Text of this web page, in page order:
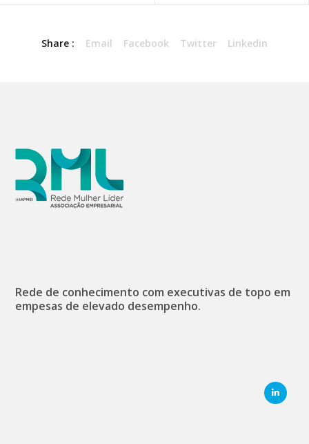
Share : Email Facebook Twitter Linkedin
Rede de conhecimento com executivas de topo em
empesas de elevado desempenho.